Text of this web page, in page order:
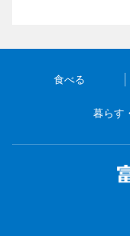
食べる
暮らす